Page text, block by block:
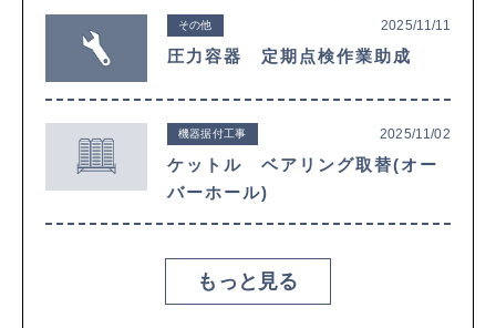
その他 2025/11/11
圧力容器 定期点検作業助成
機器据付工事 2025/11/02
ケットル ベアリング取替(オー
バーホール)
もっと見る